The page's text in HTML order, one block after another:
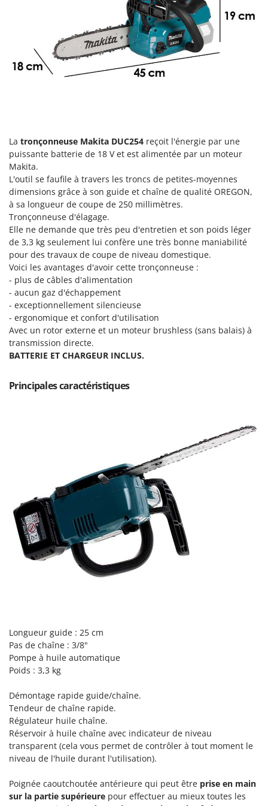
Gyrobroyeurs à lame pour tracteur
Haches - Cognées et Hachettes
Hachoirs à viande
L
Lames à neige
Lames niveleuses pour tracteur
Lave-vitres
Lieuses électriques pour vignes
M
Machines à pâtes
Machines pour la transformation des fruits
Machines sous vide
Motobineuses
Motoculteurs
Motofaucheuses
Moulins à céréales électriques
Nettoyeurs tapis, moquettes et tapisseries
Peignes vibreurs et Secoueurs à olives
Pelles rétros pour tracteur
Perches Élagueuses
Pétrins à Spirale
Plumeuses
Pompes d'irrigation à tracteur
Pompes de transfert
Postes à souder
Poussoirs à saucisse
Presses à pellets
Pressoirs à Raisin
Edilmark
Effeuno
Enotecnica Pillan
Eschenfelder
EuroMech
Eurosystems
F
FAC
Fama Industrie
Famag
Famur
FARMER
FBC
Ferrari Group
Ferroni
FIAC
Flymo
Fontana Forni
Forest Master
Francini
GeoTech
GeoTech Pro
Gierre
Ginko - MGM
Gipeco
Girmi
GRAEF
Gre
GreenBay
Greenworks
La tronçonneuse Makita DUC254 reçoit l'énergie par une
puissante batterie de 18 V et est alimentée par un moteur
Makita.
L'outil se faufile à travers les troncs de petites-moyennes
dimensions grâce à son guide et chaîne de qualité OREGON,
à sa longueur de coupe de 250 millimètres.
Tronçonneuse d'élagage.
Elle ne demande que très peu d'entretien et son poids léger
de 3,3 kg seulement lui confère une très bonne maniabilité
pour des travaux de coupe de niveau domestique.
Voici les avantages d'avoir cette tronçonneuse :
- plus de câbles d'alimentation
- aucun gaz d'échappement
- exceptionnellement silencieuse
- ergonomique et confort d'utilisation
Avec un rotor externe et un moteur brushless (sans balais) à
transmission directe.
BATTERIE ET CHARGEUR INCLUS.
Principales caractéristiques
Longueur guide : 25 cm
Pas de chaîne : 3/8"
Pompe à huile automatique
Poids : 3,3 kg
Démontage rapide guide/chaîne.
Tendeur de chaîne rapide.
Régulateur huile chaîne.
Réservoir à huile chaîne avec indicateur de niveau
transparent (cela vous permet de contrôler à tout moment le
niveau de l'huile durant l'utilisation).
Poignée caoutchoutée antérieure qui peut être prise en main
sur la partie supérieure pour effectuer au mieux toutes les